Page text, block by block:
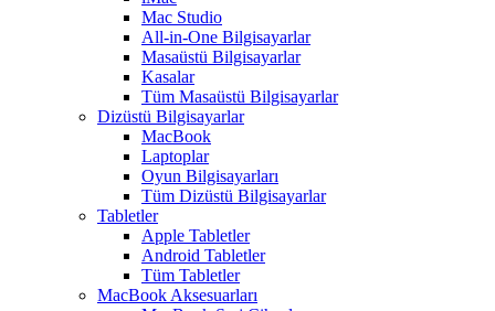
Mac Studio
All-in-One Bilgisayarlar
Masaüstü Bilgisayarlar
Kasalar
Tüm Masaüstü Bilgisayarlar
Dizüstü Bilgisayarlar
MacBook
Laptoplar
Oyun Bilgisayarları
Tüm Dizüstü Bilgisayarlar
Tabletler
Apple Tabletler
Android Tabletler
Tüm Tabletler
MacBook Aksesuarları